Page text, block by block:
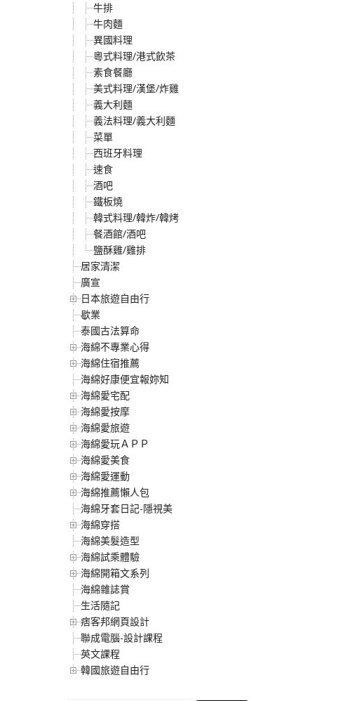
牛排
牛肉麵
異國料理
粵式料理/港式飲茶
素食餐廳
美式料理/漢堡/炸雞
義大利麵
義法料理/義大利麵
菜單
西班牙料理
速食
酒吧
鐵板燒
韓式料理/韓炸/韓烤
餐酒館/酒吧
鹽酥雞/雞排
居家清潔
廣宣
日本旅遊自由行
歇業
泰國古法算命
海綿不專業心得
海綿住宿推薦
海綿好康便宜報妳知
海綿愛宅配
海綿愛按摩
海綿愛旅遊
海綿愛玩ＡＰＰ
海綿愛美食
海綿愛運動
海綿推薦懶人包
海綿牙套日記-隱視美
海綿穿搭
海綿美髮造型
海綿試乘體驗
海綿開箱文系列
海綿雜誌賞
生活隨記
痞客邦網頁設計
聯成電腦-設計課程
英文課程
韓國旅遊自由行